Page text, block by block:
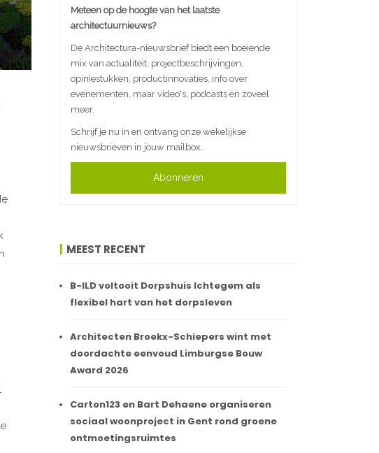
Meteen op de hoogte van het laatste
architectuurnieuws?
De Architectura-nieuwsbrief biedt een boeiende
mix van actualiteit, projectbeschrijvingen,
opiniestukken, productinnovaties, info over
evenementen, maar video's, podcasts en zoveel
meer.
Schrijf je nu in en ontvang onze wekelijkse
nieuwsbrieven in jouw mailbox.
Abonneren
MEEST RECENT
B-ILD voltooit Dorpshuis Ichtegem als
flexibel hart van het dorpsleven
Architecten Broekx-Schiepers wint met
doordachte eenvoud Limburgse Bouw
Award 2026
Carton123 en Bart Dehaene organiseren
sociaal woonproject in Gent rond groene
ontmoetingsruimtes